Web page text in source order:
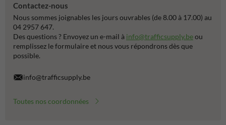
Contactez-nous
Nous sommes joignables les jours ouvrables (de 8.00 à 17.00) au
04 2957 647.
Des questions ? Envoyez un e-mail à info@trafficsupply.beou
remplissez le formulaire et nous vous répondrons dès que
possible.
info@trafficsupply.be
Toutes nos coordonnées